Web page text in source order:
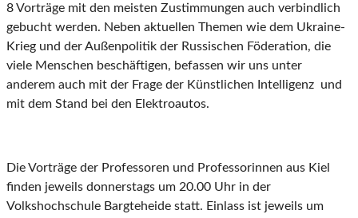
8 Vorträge mit den meisten Zustimmungen auch verbindlich
gebucht werden. Neben aktuellen Themen wie dem Ukraine-
Krieg und der Außenpolitik der Russischen Föderation, die
viele Menschen beschäftigen, befassen wir uns unter
anderem auch mit der Frage der Künstlichen Intelligenz und
mit dem Stand bei den Elektroautos.
Die Vorträge der Professoren und Professorinnen aus Kiel
finden jeweils donnerstags um 20.00 Uhr in der
Volkshochschule Bargteheide statt. Einlass ist jeweils um